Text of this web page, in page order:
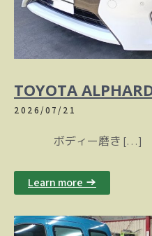
TOYOTA
2026/07/21
ボディー磨き […]
Learn more →